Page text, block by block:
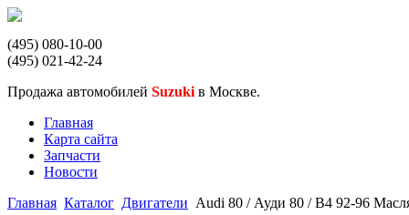
(495) 080-10-00
(495) 021-42-24
Продажа автомобилей Suzuki в Москве.
Главная
Карта сайта
Запчасти
Новости
Главная Каталог Двигатели Audi 80 / Ауди 80 / B4 92-96